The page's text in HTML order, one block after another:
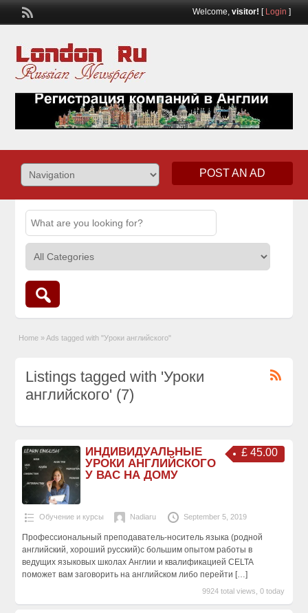
Welcome, visitor! [ Login ]
POST AN AD
Home » Ads tagged with "Уроки английского"
Listings tagged with 'Уроки
английского' (7)
£ 45.00
ИНДИВИДУАЛЬНЫЕ
УРОКИ АНГЛИЙСКОГО
У ВАС НА ДОМУ
Обучение и курсы Nadiaru September 5, 2019
Профессиональный преподаватель-носитель языка (родной
английский, хороший русский)с большим опытом работы в
ведущих языковых школах Англии и квалификацией СELTA
поможет вам заговорить на английском либо перейти […]
9924 total views, 0 today